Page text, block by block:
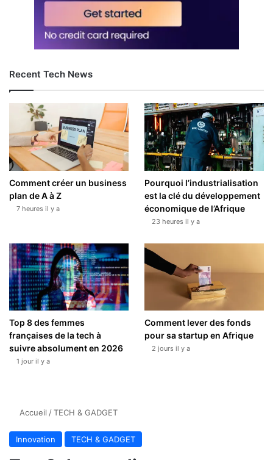
Recent Tech News
Comment créer un business
plan de A à Z
7 heures il y a
Pourquoi l’industrialisation
est la clé du développement
économique de l’Afrique
23 heures il y a
Top 8 des femmes
françaises de la tech à
suivre absolument en 2026
1 jour il y a
Comment lever des fonds
pour sa startup en Afrique
2 jours il y a